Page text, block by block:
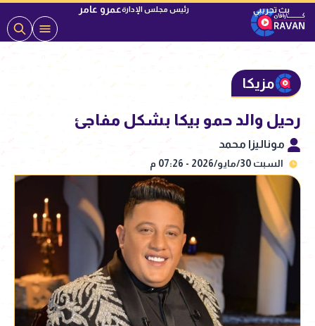
رئيس مجلس الإدارةعمرو عامر
مزيكا
رحيل والد حمو بيكا بشكل مفاجئ
موناليزا محمد
السبت 30/مايو/2026 - 07:26 م